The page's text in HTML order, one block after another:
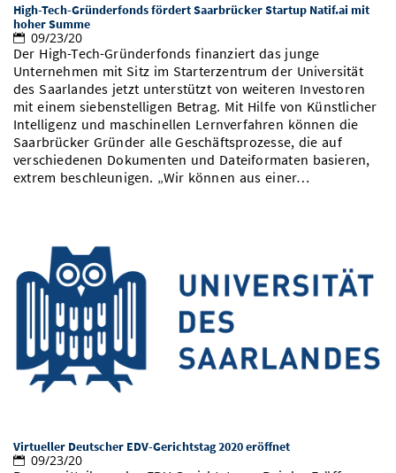
High-Tech-Gründerfonds fördert Saarbrücker Startup Natif.ai mit
hoher Summe
09/23/20
Der High-Tech-Gründerfonds finanziert das junge
Unternehmen mit Sitz im Starterzentrum der Universität
des Saarlandes jetzt unterstützt von weiteren Investoren
mit einem siebenstelligen Betrag. Mit Hilfe von Künstlicher
Intelligenz und maschinellen Lernverfahren können die
Saarbrücker Gründer alle Geschäftsprozesse, die auf
verschiedenen Dokumenten und Dateiformaten basieren,
extrem beschleunigen. „Wir können aus einer…
Virtueller Deutscher EDV-Gerichtstag 2020 eröffnet
09/23/20